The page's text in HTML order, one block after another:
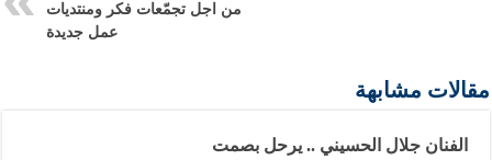
من اجل تجمّعات فكر ومنتديات
عمل جديدة
مقالات مشابهة
الفنان جلال الحسيني .. يرحل بصمت